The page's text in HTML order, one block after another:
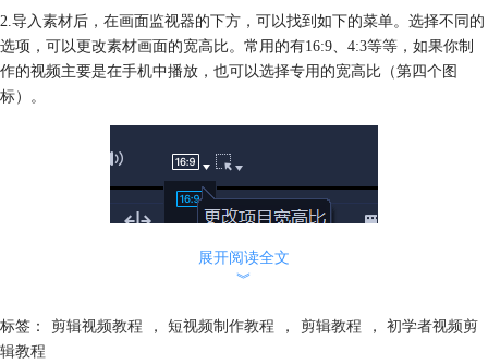
2.导入素材后，在画面监视器的下方，可以找到如下的菜单。选择不同的
选项，可以更改素材画面的宽高比。常用的有16:9、4:3等等，如果你制
作的视频主要是在手机中播放，也可以选择专用的宽高比（第四个图
标）。
展开阅读全文
︾
标签： 剪辑视频教程 ， 短视频制作教程 ， 剪辑教程 ，
初学者视频剪
辑教程